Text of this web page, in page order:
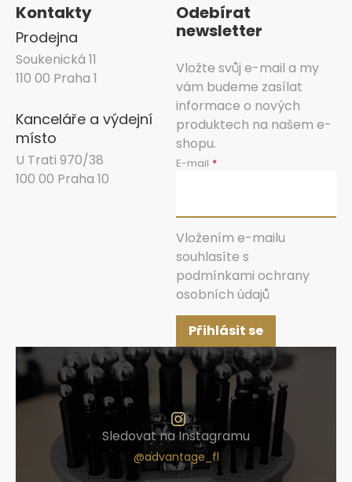
Kontakty
Prodejna
Soukenická 11
110 00 Praha 1
Kanceláře a výdejní
místo
U Trati 970/38
100 00 Praha 10
Odebírat
newsletter
Vložte svůj e-mail a my
vám budeme zasílat
informace o nových
produktech na našem e-
shopu.
E-mail
Vložením e-mailu
souhlasíte s
podmínkami ochrany
osobních údajů
Přihlásit se
Sledovat na Instagramu